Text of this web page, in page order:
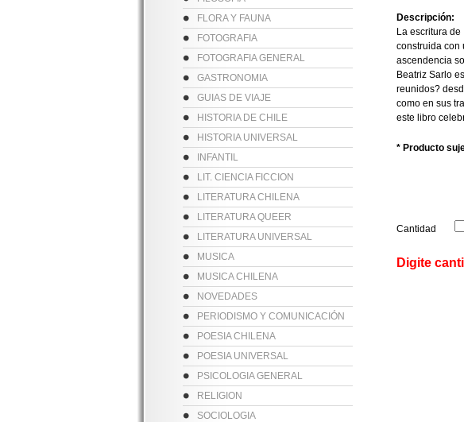
FLORA Y FAUNA
FOTOGRAFIA
FOTOGRAFIA GENERAL
GASTRONOMIA
GUIAS DE VIAJE
HISTORIA DE CHILE
HISTORIA UNIVERSAL
INFANTIL
LIT. CIENCIA FICCION
LITERATURA CHILENA
LITERATURA QUEER
LITERATURA UNIVERSAL
MUSICA
MUSICA CHILENA
NOVEDADES
PERIODISMO Y COMUNICACIÓN
POESIA CHILENA
POESIA UNIVERSAL
PSICOLOGIA GENERAL
RELIGION
SOCIOLOGIA
Descripción:
La escritura
construida con
ascendencia
Beatriz Sarlo
reunidos?
como en sus
este libro
* Producto
Cantidad
Digite